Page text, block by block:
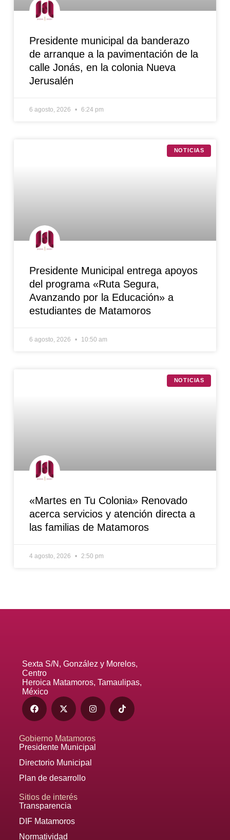
Presidente municipal da banderazo
de arranque a la pavimentación de la
calle Jonás, en la colonia Nueva
Jerusalén
6 agosto, 2026 6:24 pm
NOTICIAS
Presidente Municipal entrega apoyos
del programa «Ruta Segura,
Avanzando por la Educación» a
estudiantes de Matamoros
6 agosto, 2026 10:50 am
NOTICIAS
«Martes en Tu Colonia» Renovado
acerca servicios y atención directa a
las familias de Matamoros
4 agosto, 2026 2:50 pm
Sexta S/N, González y Morelos,
Centro
Heroica Matamoros, Tamaulipas,
México
Gobierno Matamoros
Presidente Municipal
Directorio Municipal
Plan de desarrollo
Sitios de interés
Transparencia
DIF Matamoros
Normatividad